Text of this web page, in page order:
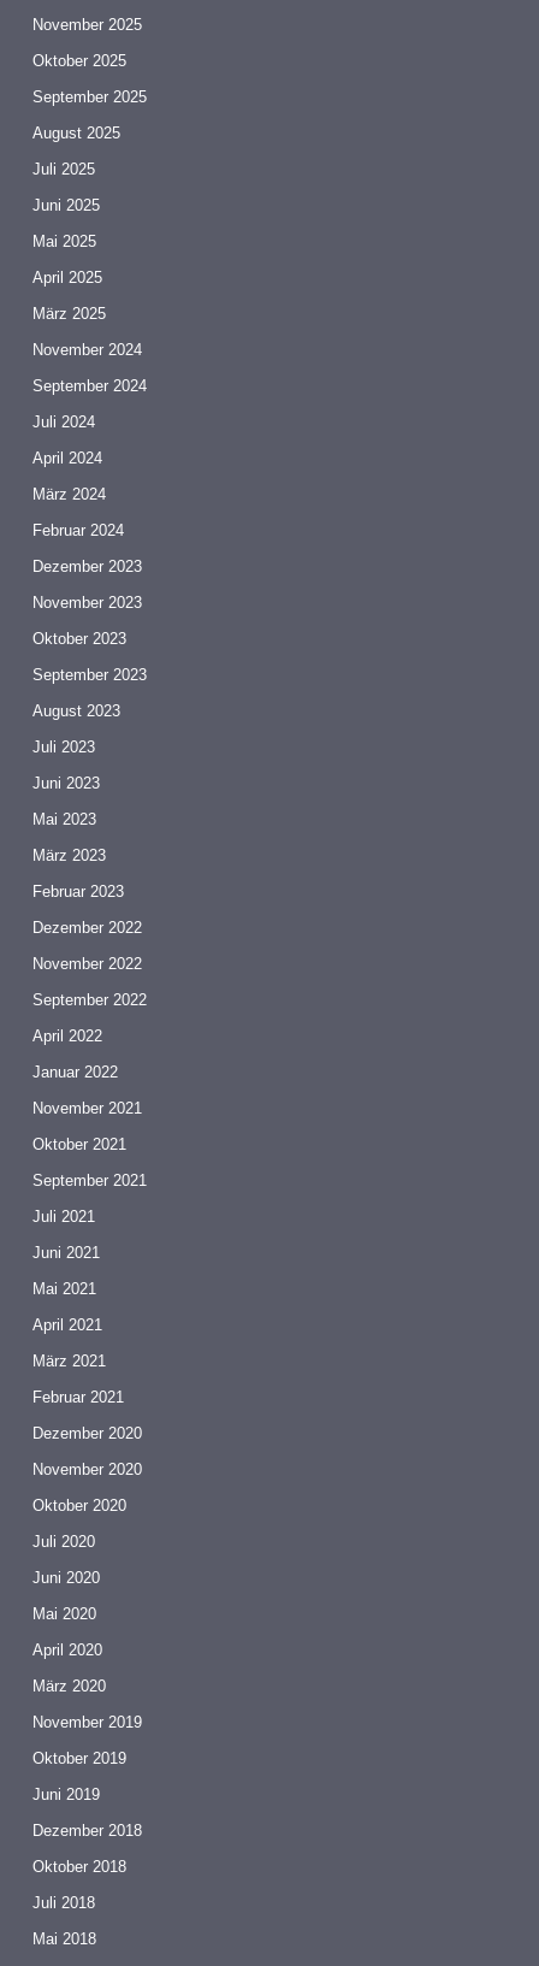
November 2025
Oktober 2025
September 2025
August 2025
Juli 2025
Juni 2025
Mai 2025
April 2025
März 2025
November 2024
September 2024
Juli 2024
April 2024
März 2024
Februar 2024
Dezember 2023
November 2023
Oktober 2023
September 2023
August 2023
Juli 2023
Juni 2023
Mai 2023
März 2023
Februar 2023
Dezember 2022
November 2022
September 2022
April 2022
Januar 2022
November 2021
Oktober 2021
September 2021
Juli 2021
Juni 2021
Mai 2021
April 2021
März 2021
Februar 2021
Dezember 2020
November 2020
Oktober 2020
Juli 2020
Juni 2020
Mai 2020
April 2020
März 2020
November 2019
Oktober 2019
Juni 2019
Dezember 2018
Oktober 2018
Juli 2018
Mai 2018